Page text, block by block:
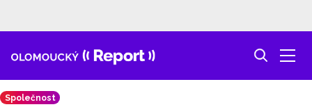
Společnost